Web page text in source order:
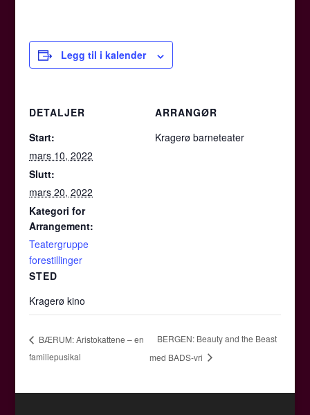
Legg til i kalender
DETALJER
Start:
mars 10, 2022
Slutt:
mars 20, 2022
Kategori for
Arrangement:
Teatergruppe
forestillinger
STED
Kragerø kino
ARRANGØR
Kragerø barneteater
BÆRUM: Aristokattene – en
familiepusikal
BERGEN: Beauty and the Beast
med BADS-vri